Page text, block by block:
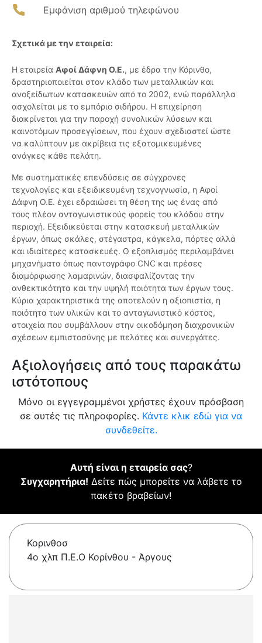
Εμφάνιση αριθμού τηλεφώνου
Σχετικά με την εταιρεία:
Η εταιρεία Αφοί Δάφνη Ο.Ε., με έδρα την Κόρινθο,
δραστηριοποιείται στον κλάδο των μεταλλικών και
ανοξείδωτων κατασκευών από το 2002, ενώ παράλληλα
ασχολείται με το εμπόριο σιδήρου. Η επιχείρηση
διακρίνεται για την παροχή συνολικών λύσεων και
καινοτόμων προσεγγίσεων, που έχουν σχεδιαστεί ώστε
να καλύπτουν με ακρίβεια τις εξατομικευμένες
ανάγκες κάθε πελάτη.
Με συστηματικές επενδύσεις σε σύγχρονες
τεχνολογίες και εξειδικευμένη τεχνογνωσία, η Αφοί
Δάφνη Ο.Ε. έχει εδραιώσει τη θέση της ως ένας από
τους πλέον ανταγωνιστικούς φορείς του κλάδου στην
περιοχή. Εξειδικεύεται στην κατασκευή μεταλλικών
έργων, όπως σκάλες, στέγαστρα, κάγκελα, πόρτες αλλά
και ιδιαίτερες κατασκευές. Ο εξοπλισμός περιλαμβάνει
μηχανήματα όπως παντογράφο CNC και πρέσες
διαμόρφωσης λαμαρινών, διασφαλίζοντας την
ανθεκτικότητα και την υψηλή ποιότητα των έργων τους.
Κύρια χαρακτηριστικά της αποτελούν η αξιοπιστία, η
ποιότητα των υλικών και το ανταγωνιστικό κόστος,
στοιχεία που συμβάλλουν στην οικοδόμηση διαχρονικών
σχέσεων εμπιστοσύνης με πελάτες και συνεργάτες.
Αξιολογήσεις από τους παρακάτω
ιστότοπους
Μόνο οι εγγεγραμμένοι χρήστες έχουν πρόσβαση
σε αυτές τις πληροφορίες. Κάντε κλικ εδώ για να
συνδεθείτε.
Αυτή είναι η εταιρεία σας?
Συγχαρητήρια! Δείτε πώς μπορείτε να λάβετε το
πακέτο βραβείων!
Κορινθοσ
4ο χλπ Π.Ε.Ο Κορίνθου - Άργους